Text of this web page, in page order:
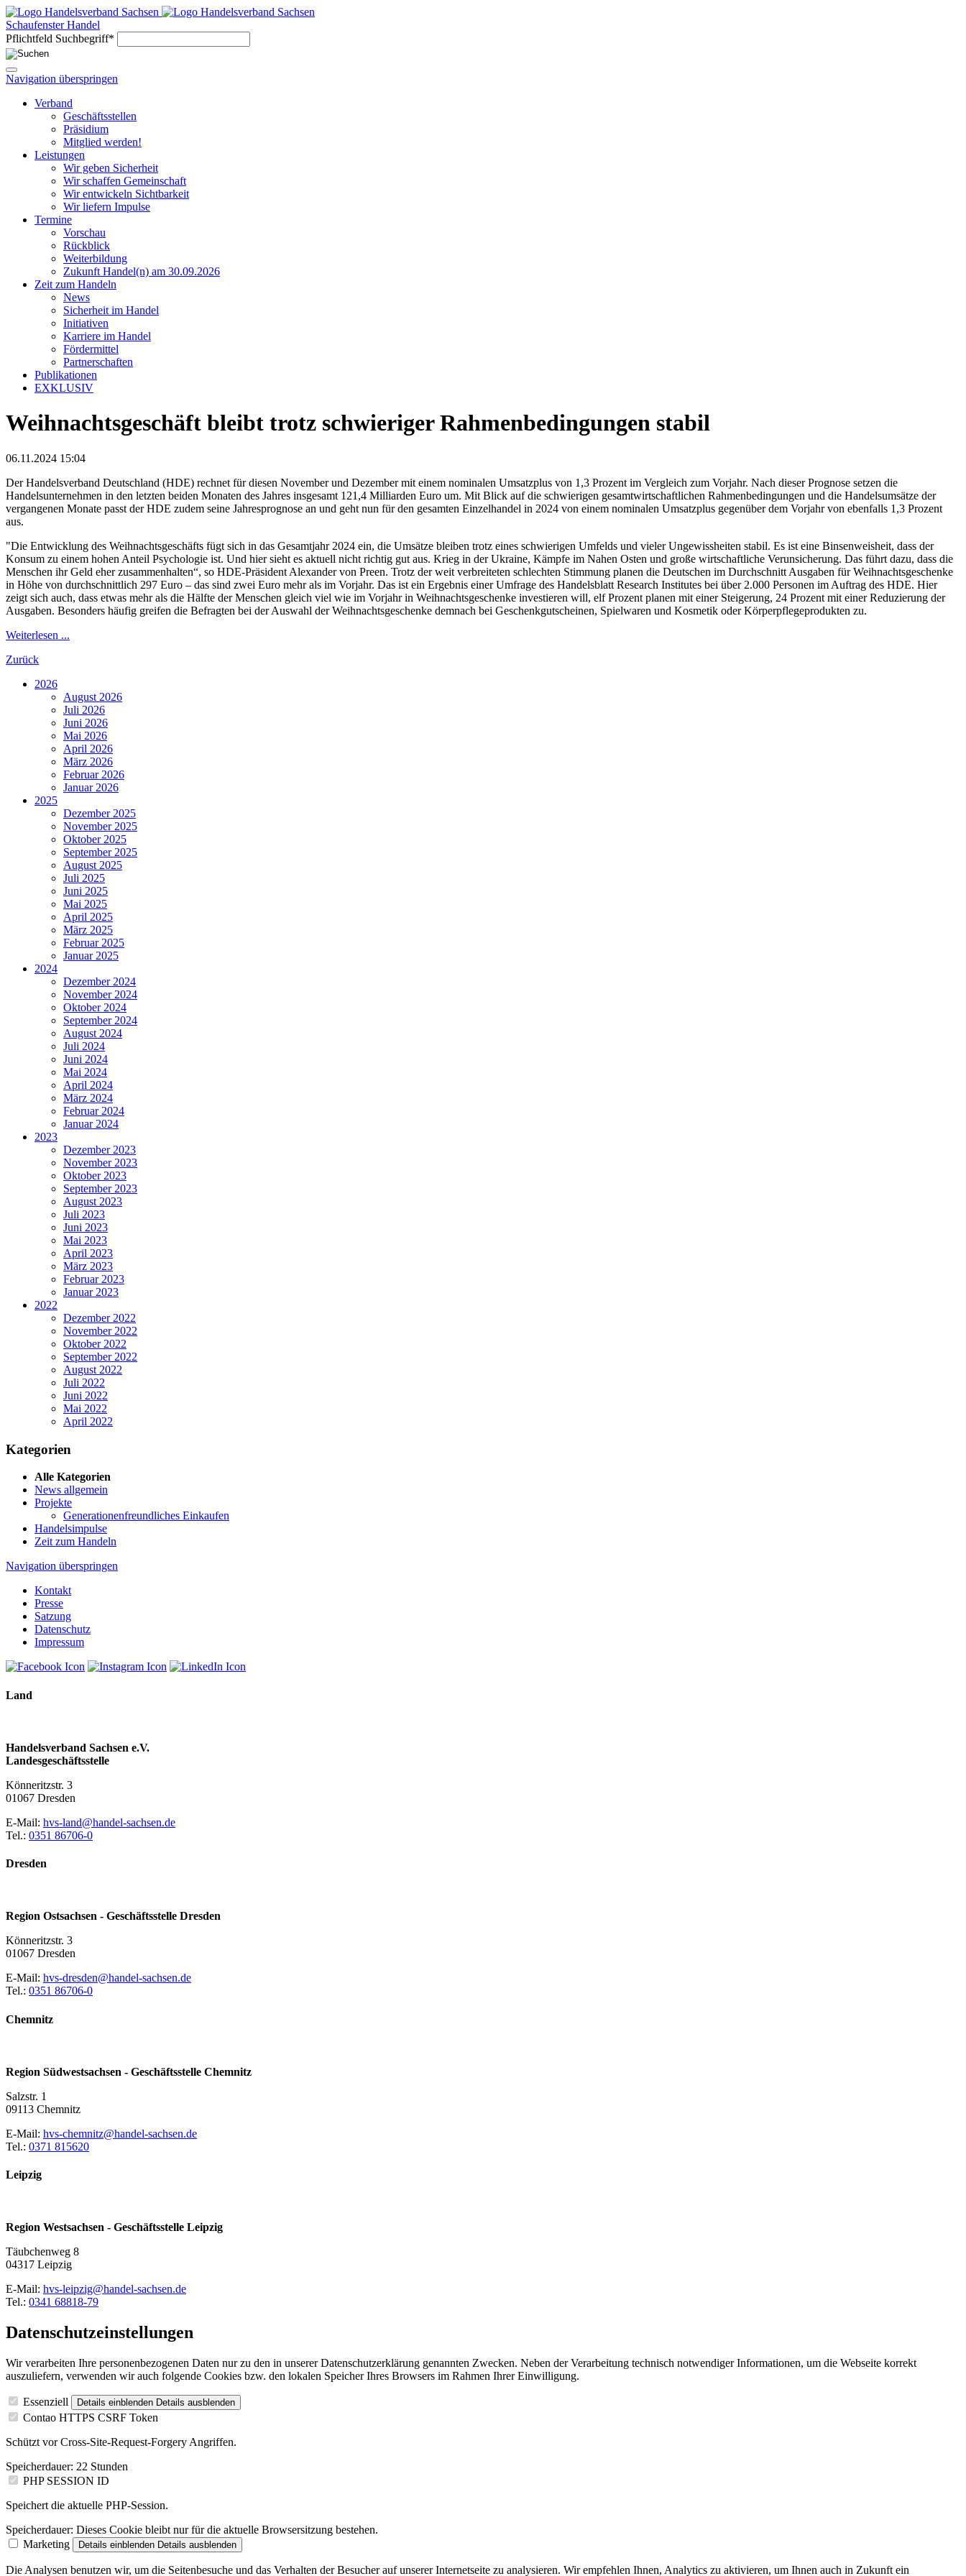
Schaufenster Handel
Pflichtfeld Suchbegriff*
Navigation überspringen
Verband
Geschäftsstellen
Präsidium
Mitglied werden!
Leistungen
Wir geben Sicherheit
Wir schaffen Gemeinschaft
Wir entwickeln Sichtbarkeit
Wir liefern Impulse
Termine
Vorschau
Rückblick
Weiterbildung
Zukunft Handel(n) am 30.09.2026
Zeit zum Handeln
News
Sicherheit im Handel
Initiativen
Karriere im Handel
Fördermittel
Partnerschaften
Publikationen
EXKLUSIV
Weihnachtsgeschäft bleibt trotz schwieriger Rahmenbedingungen stabil
06.11.2024 15:04
Der Handelsverband Deutschland (HDE) rechnet für diesen November und Dezember mit einem nominalen Umsatzplus von 1,3 Prozent im Vergleich zum Vorjahr. Nach dieser Prognose setzen die
Handelsunternehmen in den letzten beiden Monaten des Jahres insgesamt 121,4 Milliarden Euro um. Mit Blick auf die schwierigen gesamtwirtschaftlichen Rahmenbedingungen und die Handelsumsätze der
vergangenen Monate passt der HDE zudem seine Jahresprognose an und geht nun für den gesamten Einzelhandel in 2024 von einem nominalen Umsatzplus gegenüber dem Vorjahr von ebenfalls 1,3 Prozent
aus.
"Die Entwicklung des Weihnachtsgeschäfts fügt sich in das Gesamtjahr 2024 ein, die Umsätze bleiben trotz eines schwierigen Umfelds und vieler Ungewissheiten stabil. Es ist eine Binsenweisheit, dass der
Konsum zu einem hohen Anteil Psychologie ist. Und hier sieht es aktuell nicht richtig gut aus. Krieg in der Ukraine, Kämpfe im Nahen Osten und große wirtschaftliche Verunsicherung. Das führt dazu, dass die
Menschen ihr Geld eher zusammenhalten“, so HDE-Präsident Alexander von Preen. Trotz der weit verbreiteten schlechten Stimmung planen die Deutschen im Durchschnitt Ausgaben für Weihnachtsgeschenke
in Höhe von durchschnittlich 297 Euro – das sind zwei Euro mehr als im Vorjahr. Das ist ein Ergebnis einer Umfrage des Handelsblatt Research Institutes bei über 2.000 Personen im Auftrag des HDE. Hier
zeigt sich auch, dass etwas mehr als die Hälfte der Menschen gleich viel wie im Vorjahr in Weihnachtsgeschenke investieren will, elf Prozent planen mit einer Steigerung, 24 Prozent mit einer Reduzierung der
Ausgaben. Besonders häufig greifen die Befragten bei der Auswahl der Weihnachtsgeschenke demnach bei Geschenkgutscheinen, Spielwaren und Kosmetik oder Körperpflegeprodukten zu.
Weiterlesen ...
Zurück
2026
August 2026
Juli 2026
Juni 2026
Mai 2026
April 2026
März 2026
Februar 2026
Januar 2026
2025
Dezember 2025
November 2025
Oktober 2025
September 2025
August 2025
Juli 2025
Juni 2025
Mai 2025
April 2025
März 2025
Februar 2025
Januar 2025
2024
Dezember 2024
November 2024
Oktober 2024
September 2024
August 2024
Juli 2024
Juni 2024
Mai 2024
April 2024
März 2024
Februar 2024
Januar 2024
2023
Dezember 2023
November 2023
Oktober 2023
September 2023
August 2023
Juli 2023
Juni 2023
Mai 2023
April 2023
März 2023
Februar 2023
Januar 2023
2022
Dezember 2022
November 2022
Oktober 2022
September 2022
August 2022
Juli 2022
Juni 2022
Mai 2022
April 2022
Kategorien
Alle Kategorien
News allgemein
Projekte
Generationenfreundliches Einkaufen
Handelsimpulse
Zeit zum Handeln
Navigation überspringen
Kontakt
Presse
Satzung
Datenschutz
Impressum
Land
Handelsverband Sachsen e.V.
Landesgeschäftsstelle
Könneritzstr. 3
01067 Dresden
E-Mail: hvs-land@handel-sachsen.de
Tel.: 0351 86706-0
Dresden
Region Ostsachsen - Geschäftsstelle Dresden
Könneritzstr. 3
01067 Dresden
E-Mail: hvs-dresden@handel-sachsen.de
Tel.: 0351 86706-0
Chemnitz
Region Südwestsachsen - Geschäftsstelle Chemnitz
Salzstr. 1
09113 Chemnitz
E-Mail: hvs-chemnitz@handel-sachsen.de
Tel.: 0371 815620
Leipzig
Region Westsachsen - Geschäftsstelle Leipzig
Täubchenweg 8
04317 Leipzig
E-Mail: hvs-leipzig@handel-sachsen.de
Tel.: 0341 68818-79
Datenschutzeinstellungen
Wir verarbeiten Ihre personenbezogenen Daten nur zu den in unserer Datenschutzerklärung genannten Zwecken. Neben der Verarbeitung technisch notwendiger Informationen, um die Webseite korrekt
auszuliefern, verwenden wir auch folgende Cookies bzw. den lokalen Speicher Ihres Browsers im Rahmen Ihrer Einwilligung.
Essenziell Details einblenden Details ausblenden
Contao HTTPS CSRF Token
Schützt vor Cross-Site-Request-Forgery Angriffen.
Speicherdauer: 22 Stunden
PHP SESSION ID
Speichert die aktuelle PHP-Session.
Speicherdauer: Dieses Cookie bleibt nur für die aktuelle Browsersitzung bestehen.
Marketing
Details einblenden Details ausblenden
Die Analysen benutzen wir, um die Seitenbesuche und das Verhalten der Besucher auf unserer Internetseite zu analysieren. Wir empfehlen Ihnen, Analytics zu aktivieren, um Ihnen auch in Zukunft ein